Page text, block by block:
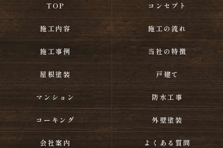
TOP コンセプト
施工内容 施工の流れ
施工事例 当社の特徴
屋根塗装 戸建て
マンション 防水工事
コーキング 外壁塗装
会社案内 よくある質問